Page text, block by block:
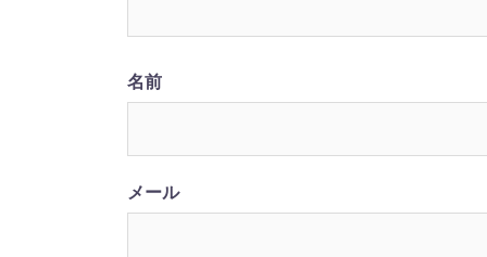
ョ
ン
名前
メール